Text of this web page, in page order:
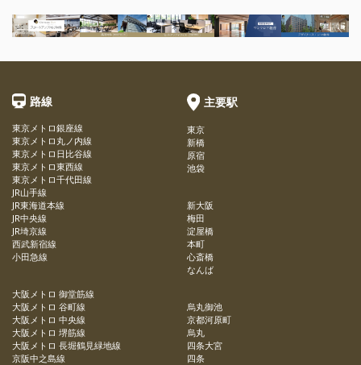
路線
東京メトロ銀座線
東京メトロ丸ノ内線
東京メトロ日比谷線
東京メトロ東西線
東京メトロ千代田線
JR山手線
JR東海道本線
JR中央線
JR埼京線
西武新宿線
小田急線
大阪メトロ 御堂筋線
大阪メトロ 谷町線
大阪メトロ 中央線
大阪メトロ 堺筋線
大阪メトロ 長堀鶴見緑地線
京阪中之島線
主要駅
東京
新橋
原宿
池袋
新大阪
梅田
淀屋橋
本町
心斎橋
なんば
烏丸御池
京都河原町
烏丸
四条大宮
四条